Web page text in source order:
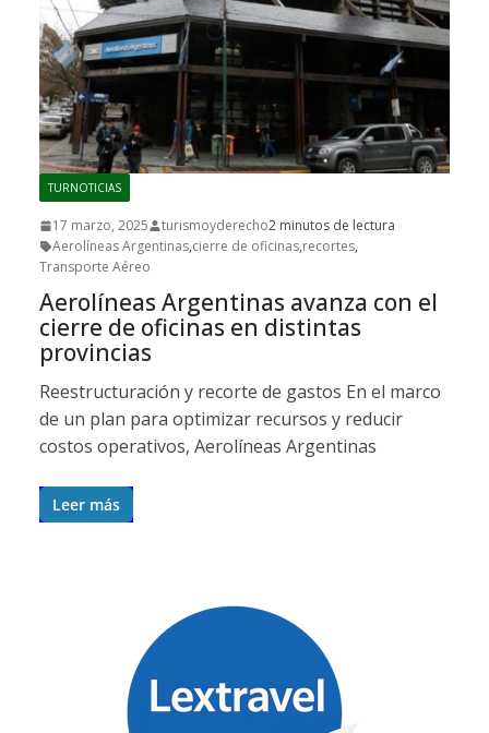
TURNOTICIAS
17 marzo, 2025 turismoyderecho2 minutos de lectura
Aerolíneas Argentinas,cierre de oficinas,recortes,
Transporte Aéreo
Aerolíneas Argentinas avanza con el
cierre de oficinas en distintas
provincias
Reestructuración y recorte de gastos En el marco
de un plan para optimizar recursos y reducir
costos operativos, Aerolíneas Argentinas
Leer más